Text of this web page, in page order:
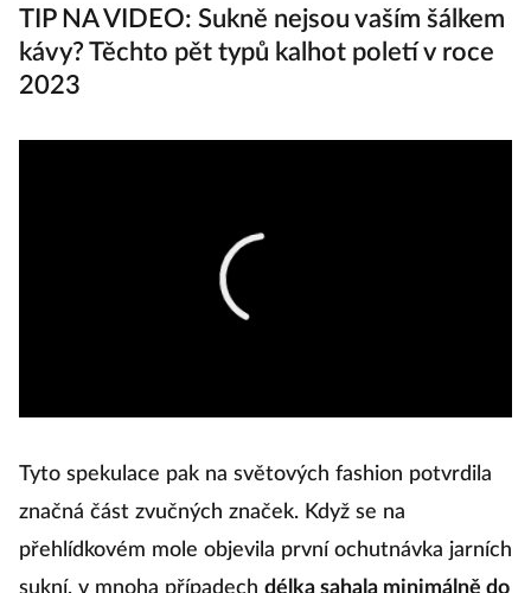
TIP NA VIDEO: Sukně nejsou vaším šálkem
kávy? Těchto pět typů kalhot poletí v roce
2023
Tyto spekulace pak na světových fashion potvrdila
značná část zvučných značek. Když se na
přehlídkovém mole objevila první ochutnávka jarních
sukní, v mnoha případech délka sahala minimálně do